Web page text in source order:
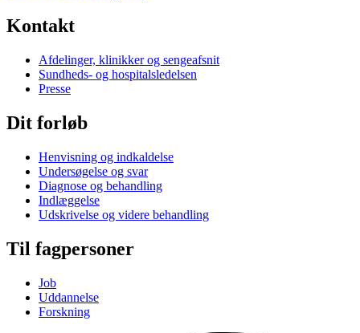
Kontakt
Afdelinger, klinikker og sengeafsnit
Sundheds- og hospitalsledelsen
Presse
Dit forløb
Henvisning og indkaldelse
Undersøgelse og svar
Diagnose og behandling
Indlæggelse
Udskrivelse og videre behandling
Til fagpersoner
Job
Uddannelse
Forskning